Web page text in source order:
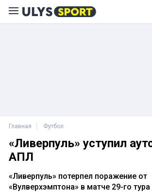
Главная Футбол
«Ливерпуль» уступил
АПЛ
«Ливерпуль» потерпел поражение от
«Вулверхэмптона» в матче 29-го